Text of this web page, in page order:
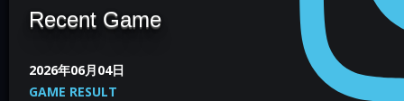
Recent Game
2026年06月04日
GAME RESULT